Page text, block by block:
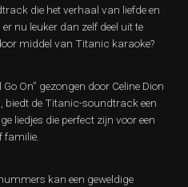
die het verhaal van liefde en
nu leuker dan zelf deel uit te
middel van Titanic karaoke?
On” gezongen door Celine Dion
biedt de Titanic-soundtrack een
liedjes die perfect zijn voor een
familie.
kan een geweldige